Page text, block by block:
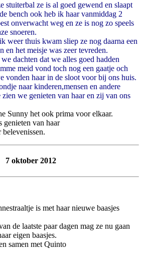
stuiterbal ze is al goed gewend en slaapt
bench ook heb ik haar vanmiddag 2
onverwacht weg en ze is nog zo speels
snoeren.
weer thuis kwam sliep ze nog daarna een
en het meisje was zeer tevreden.
dachten dat we alles goed hadden
meid vond toch nog een gaatje och
vonden haar in de sloot voor bij ons huis.
naar kinderen,mensen en andere
we genieten van haar en zij van ons
Sunny het ook prima voor elkaar.
genieten van haar
belevenissen.
7 oktober 2012
is met haar nieuwe baasjes
de laatste paar dagen mag ze nu gaan
eigen baasjes.
samen met Quinto